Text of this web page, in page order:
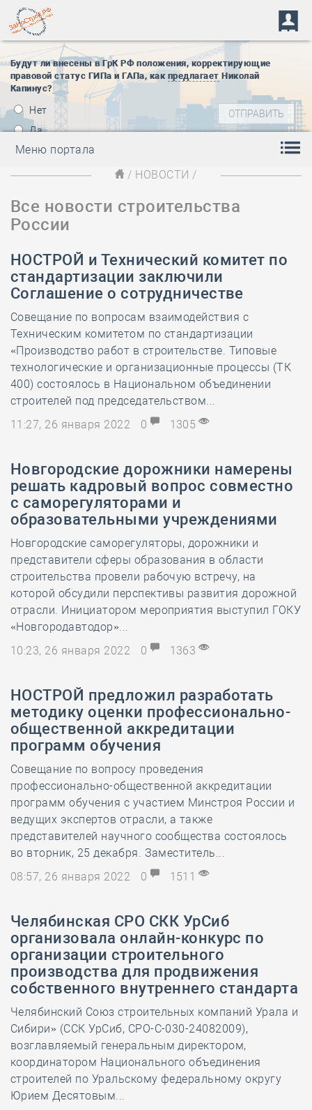
Будут ли внесены в ГрК РФ положения, корректирующие
правовой статус ГИПа и ГАПа, как предлагает Николай
Капинус?
Нет
Да
Меню портала
/ НОВОСТИ /
Все новости строительства
России
НОСТРОЙ и Технический комитет по
стандартизации заключили
Соглашение о сотрудничестве
Совещание по вопросам взаимодействия с
Техническим комитетом по стандартизации
«Производство работ в строительстве. Типовые
технологические и организационные процессы (ТК
400) состоялось в Национальном объединении
строителей под председательством...
11:27, 26 января 2022
0 1305
Новгородские дорожники намерены
решать кадровый вопрос совместно
с саморегуляторами и
образовательными учреждениями
Новгородские саморегуляторы, дорожники и
представители сферы образования в области
строительства провели рабочую встречу, на
которой обсудили перспективы развития дорожной
отрасли. Инициатором мероприятия выступил ГОКУ
«Новгородавтодор»...
10:23, 26 января 2022
0 1363
НОСТРОЙ предложил разработать
методику оценки профессионально-
общественной аккредитации
программ обучения
Совещание по вопросу проведения
профессионально-общественной аккредитации
программ обучения с участием Минстроя России и
ведущих экспертов отрасли, а также
представителей научного сообщества состоялось
во вторник, 25 декабря. Заместитель...
08:57, 26 января 2022
0 1511
Челябинская СРО СКК УрСиб
организовала онлайн-конкурс по
организации строительного
производства для продвижения
собственного внутреннего стандарта
Челябинский Союз строительных компаний Урала и
Сибири» (ССК УрСиб, СРО-С-030-24082009),
возглавляемый генеральным директором,
координатором Национального объединения
строителей по Уральскому федеральному округу
Юрием Десятовым...